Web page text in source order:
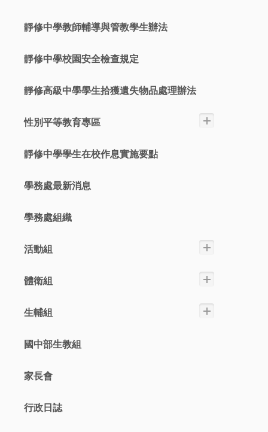
靜修中學教師輔導與管教學生辦法
靜修中學校園安全檢查規定
靜修高級中學學生拾獲遺失物品處理辦法
性別平等教育專區
靜修中學學生在校作息實施要點
學務處最新消息
學務處組織
活動組
體衛組
生輔組
國中部生教組
家長會
行政日誌